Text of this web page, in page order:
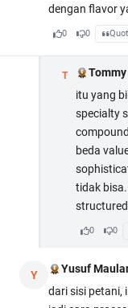
dengan flavor
0 0
T
itu yang
specialty
beda
tidak
0 0
Y Yusuf
dari sisi petani,